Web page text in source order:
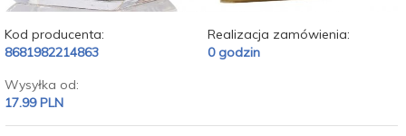
Kod producenta:
8681982214863
Realizacja zamówienia:
0 godzin
Wysyłka od:
17.99 PLN